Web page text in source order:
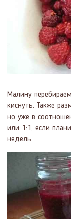
Малину
киснуть. Также
но уже в
или 1:1, если
недель.